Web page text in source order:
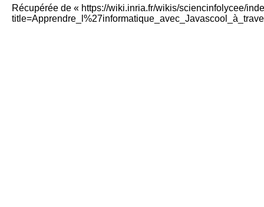
Récupérée de « https://wiki.inria.fr/wikis/sciencinfolycee/